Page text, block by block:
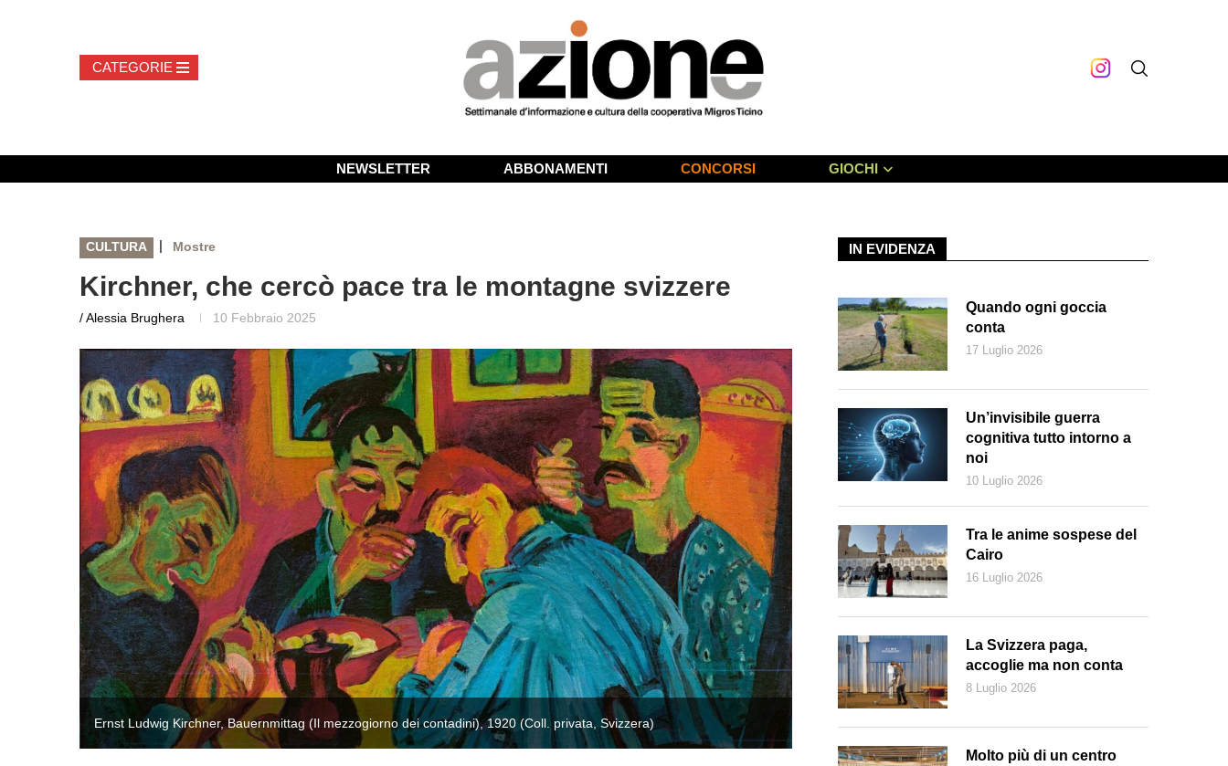
NEWSLETTER ABBONAMENTI CONCORSI GIOCHI
CULTURA | Mostre
Kirchner, che cercò pace tra le montagne svizzere
/ Alessia Brughera 10 Febbraio 2025
Ernst Ludwig Kirchner, Bauernmittag (Il mezzogiorno dei contadini), 1920 (Coll. privata, Svizzera) Ernst Ludwig Kirchner, Bauernmittag (Il mezzogiorno dei contadini),
IN EVIDENZA
Quando ogni goccia
conta
17 Luglio 2026
Un’invisibile guerra
cognitiva tutto intorno a
noi
10 Luglio 2026
Tra le anime sospese del
Cairo
16 Luglio 2026
La Svizzera paga,
accoglie ma non conta
8 Luglio 2026
Molto più di un centro